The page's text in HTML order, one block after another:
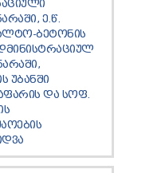
Ე.Წ.
ᲑᲔᲢᲝᲜᲘᲡ
ᲣᲑᲐᲜᲨᲘ
ᲓᲐ ᲡᲝᲤ.